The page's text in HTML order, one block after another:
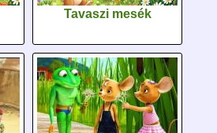
Tavaszi mesék